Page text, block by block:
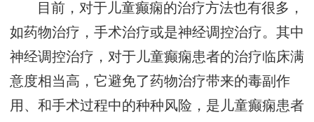
目前，对于儿童癫痫的治疗方法也有很多，
如药物治疗，手术治疗或是神经调控治疗。其中
神经调控治疗，对于儿童癫痫患者的治疗临床满
意度相当高，它避免了药物治疗带来的毒副作
用、和手术过程中的种种风险，是儿童癫痫患者